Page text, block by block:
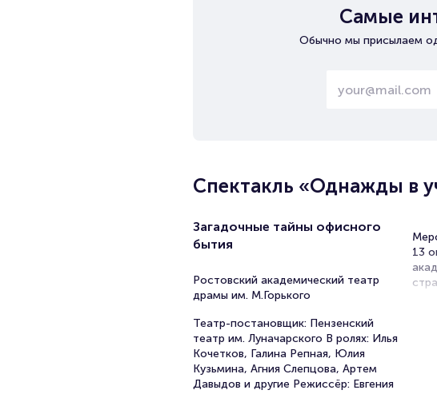
Самые
Обычно мы присылаем
Спектакль «Однажды в
Загадочные тайны офисного
бытия
Ростовский академический театр
драмы им. М.Горького
Театр-постановщик: Пензенский
театр им. Луначарского В ролях: Илья
Кочетков, Галина Репная, Юлия
Кузьмина, Агния Слепцова, Артем
Давыдов и другие Режиссёр: Евгения
13